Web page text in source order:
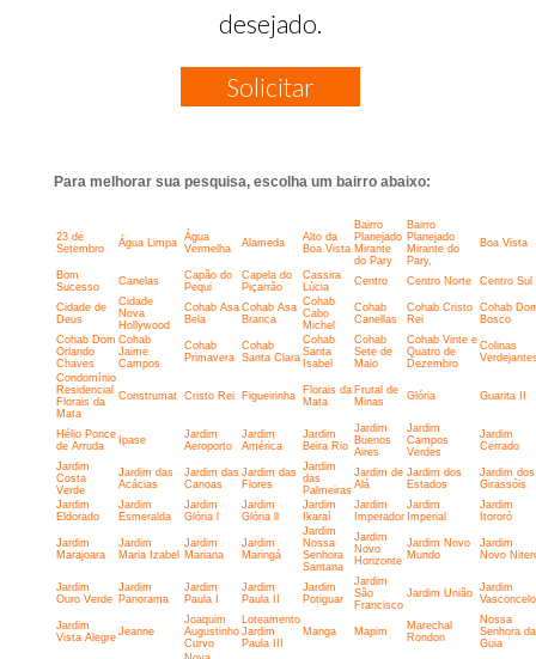
desejado.
Solicitar
Para melhorar sua pesquisa, escolha um bairro abaixo:
23 de
Setembro
Água Limpa
Água
Vermelha
Alameda
Alto da
Boa Vista
Bairro
Planejado
Mirante
do Pary
Bairro
Planejado
Mirante do
Pary,
Boa Vista
Bom
Sucesso
Canelas
Capão do
Pequi
Capela do
Piçarrão
Cassira
Lúcia
Centro Centro Norte Centro Sul
Cidade de
Deus
Cidade
Nova
Hollywood
Cohab Asa
Bela
Cohab Asa
Branca
Cohab
Cabo
Michel
Cohab
Canellas
Cohab Cristo
Rei
Cohab
Bosco
Cohab Dom
Orlando
Chaves
Cohab
Jaime
Campos
Cohab
Primavera
Cohab
Santa Clara
Cohab
Santa
Isabel
Cohab
Sete de
Maio
Cohab Vinte e
Quatro de
Dezembro
Colinas
Condomínio
Residencial
Florais da
Mata
Construmat Cristo Rei Figueirinha
Florais da
Mata
Frutal de
Minas
Glória Guarita II
Hélio Ponce
de Arruda
Ipase
Jardim
Aeroporto
Jardim
América
Jardim
Beira Rio
Jardim
Buenos
Aires
Jardim
Campos
Verdes
Jardim
Cerrado
Jardim
Costa
Verde
Jardim das
Acácias
Jardim das
Canoas
Jardim das
Flores
Jardim
das
Palmeiras
Jardim de
Alá
Jardim dos
Estados
Jardim dos
Girassóis
Jardim
Eldorado
Jardim
Esmeralda
Jardim
Glória l
Jardim
Glória ll
Jardim
Ikaraí
Jardim
Imperador
Jardim
Imperial
Jardim
Itororó
Jardim
Marajoara
Jardim
Maria Izabel
Jardim
Mariana
Jardim
Maringá
Jardim
Nossa
Senhora
Santana
Jardim
Novo
Horizonte
Jardim Novo
Mundo
Jardim
Novo
Jardim
Ouro Verde
Jardim
Panorama
Jardim
Paula I
Jardim
Paula II
Jardim
Potiguar
Jardim
São
Francisco
Jardim União
Jardim
Jardim
Vista Alegre Jeanne
Joaquim
Augustinho
Curvo
Loteamento
Jardim
Paula III
Manga Mapim
Marechal
Rondon
Nossa
Senhora da
Guia